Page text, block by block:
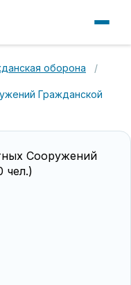
оборона
Гражданской